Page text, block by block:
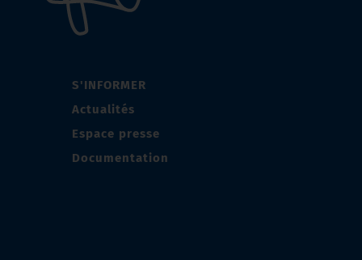
S'INFORMER
Actualités
Espace presse
Documentation